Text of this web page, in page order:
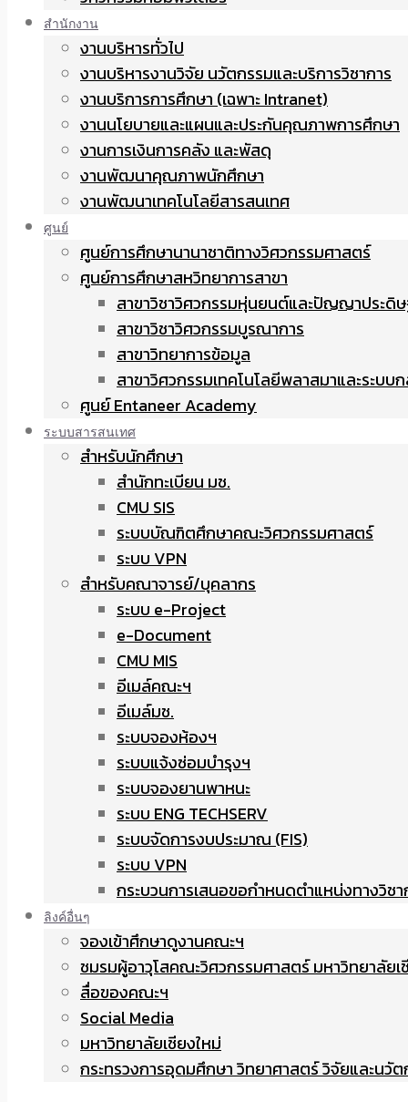
สำนักงาน
งานบริหารทั่วไป
งานบริหารงานวิจัย นวัตกรรมและบริการวิชาการ
งานบริการการศึกษา (เฉพาะ Intranet)
งานนโยบายและแผนและประกันคุณภาพการศึกษา
งานการเงินการคลัง และพัสดุ
งานพัฒนาคุณภาพนักศึกษา
งานพัฒนาเทคโนโลยีสารสนเทศ
ศูนย์
ศูนย์การศึกษานานาชาติทางวิศวกรรมศาสตร์
ศูนย์การศึกษาสหวิทยาการสาขา
สาขาวิชาวิศวกรรมหุ่นยนต์และปัญญาประดิ
สาขาวิชาวิศวกรรมบูรณาการ
สาขาวิทยาการข้อมูล
สาขาวิศวกรรมเทคโนโลยีพลาสมาและระบบ
ศูนย์ Entaneer Academy
ระบบสารสนเทศ
สำหรับนักศึกษา
สำนักทะเบียน มช.
CMU SIS
ระบบบัณฑิตศึกษาคณะวิศวกรรมศาสตร์
ระบบ VPN
สำหรับคณาจารย์/บุคลากร
ระบบ e-Project
e-Document
CMU MIS
อีเมล์คณะฯ
อีเมล์มช.
ระบบจองห้องฯ
ระบบแจ้งซ่อมบำรุงฯ
ระบบจองยานพาหนะ
ระบบ ENG TECHSERV
ระบบจัดการงบประมาณ (FIS)
ระบบ VPN
กระบวนการเสนอขอกำหนดตำแหน่งทางวิช
ลิงค์อื่นๆ
จองเข้าศึกษาดูงานคณะฯ
ชมรมผู้อาวุโสคณะวิศวกรรมศาสตร์ มหาวิทยาลัยเ
สื่อของคณะฯ
Social Media
มหาวิทยาลัยเชียงใหม่
กระทรวงการอุดมศึกษา วิทยาศาสตร์ วิจัยและนวั